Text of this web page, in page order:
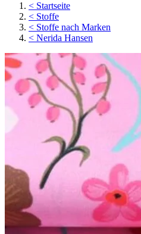
< Startseite
< Stoffe
< Stoffe nach Marken
< Nerida Hansen